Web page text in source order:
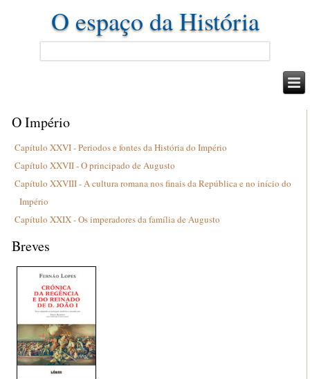
O espaço da História
O Império
Capítulo XXVI - Periodos e fontes da História do Império
Capítulo XXVII - O principado de Augusto
Capítulo XXVIII - A cultura romana nos finais da República e no início do
Império
Capítulo XXIX - Os imperadores da família de Augusto
Breves